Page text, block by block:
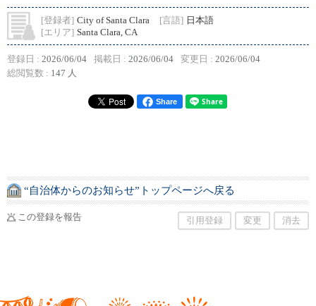
[登録者] City of Santa Clara [言語] 日本語
[エリア] Santa Clara, CA
登録日 : 2026/06/04 掲載日 : 2026/06/04 変更日 : 2026/06/04
総閲覧数 : 147 人
Share
“自治体からのお知らせ”トップページへ戻る
この登録を報告 引用登録 変更 消去